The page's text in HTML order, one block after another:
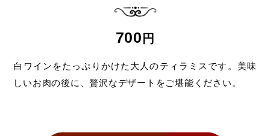
700 円
白ワインをたっぷりかけた大人のティラミスです。 美味
しいお肉の後に、贅沢なデザートをご堪能ください。